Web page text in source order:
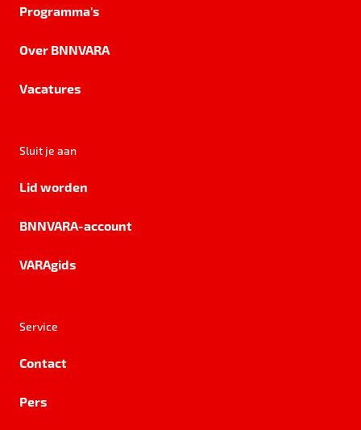
Programma's
Over BNNVARA
Vacatures
Sluit je aan
Lid worden
BNNVARA-account
VARAgids
Service
Contact
Pers